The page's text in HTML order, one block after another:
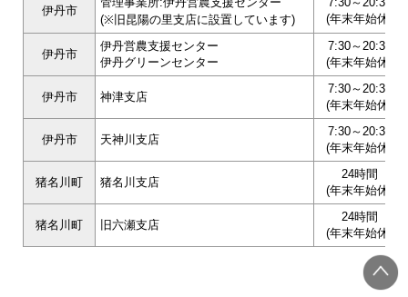
伊丹市
(※旧昆陽の里支店に設置しています)
(年末年始休)
伊丹市
伊丹営農支援センター
伊丹グリーンセンター
7:30～20:30
(年末年始休)
伊丹市 神津支店
7:30～20:30
(年末年始休)
伊丹市 天神川支店
7:30～20:30
(年末年始休)
猪名川町 猪名川支店
24時間
(年末年始休)
猪名川町 旧六瀬支店
24時間
(年末年始休)